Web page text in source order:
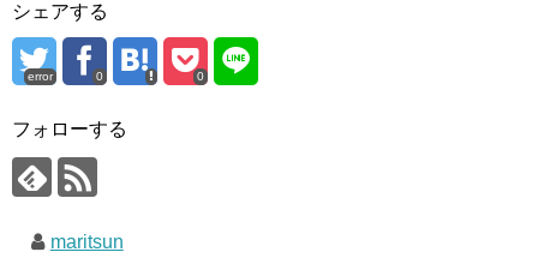
シェアする
error 0 0
フォローする
maritsun